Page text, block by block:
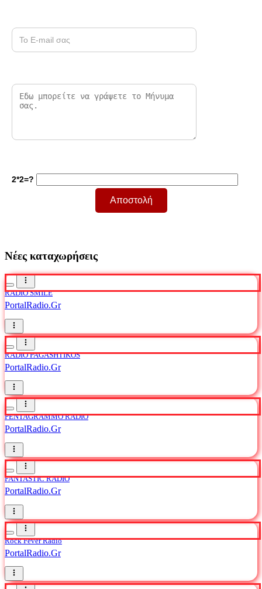
2*2=?
Νέες καταχωρήσεις
RADIO SMILE
PortalRadio.Gr
RADIO PAGASHTIKOS
PortalRadio.Gr
PENTAGRAMMO RADIO
PortalRadio.Gr
FANTASTIC RADIO
PortalRadio.Gr
Rock Fever Radio
PortalRadio.Gr